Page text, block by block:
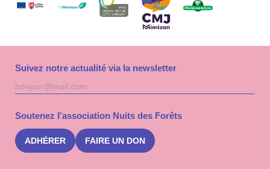
Suivez notre actualité via la newsletter
Adresse
mail
à
Soutenez l'association Nuits des Forêts
ADHÉRER FAIRE UN DON